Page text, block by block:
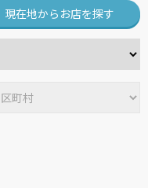
現在地からお店を探す